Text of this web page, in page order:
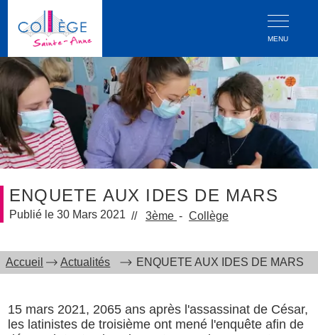
MENU
ENQUETE AUX IDES DE MARS
30 Mars 2021 3ème Collège
Accueil Actualités ENQUETE AUX IDES DE MARS
15 mars 2021, 2065 ans après l'assassinat de César,
les latinistes de troisième ont mené l'enquête afin de